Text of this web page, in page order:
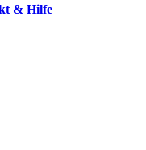
& Hilfe